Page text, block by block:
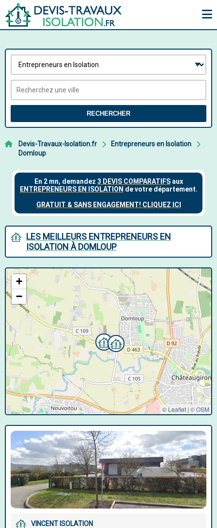
RECHERCHER
Devis-Travaux-Isolation.fr
Entrepreneurs en Isolation
Domloup
LES MEILLEURS ENTREPRENEURS EN
ISOLATION À DOMLOUP
+
−
© Leaflet | ©OSM
VINCENT ISOLATION